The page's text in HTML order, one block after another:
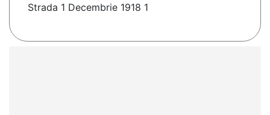
Strada 1 Decembrie 1918 1